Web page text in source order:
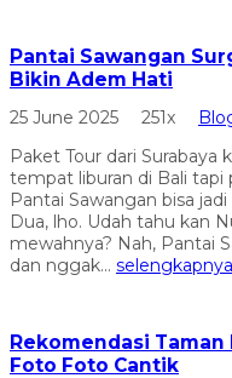
Pantai Sawangan
Bikin Adem Hati
25 June 2025 251x
Paket Tour dari Surabaya
tempat liburan di Bali
Pantai Sawangan bisa
Dua, lho. Udah tahu kan
mewahnya? Nah, Pantai
dan nggak... selengkapnya
Rekomendasi
Foto Foto Cantik